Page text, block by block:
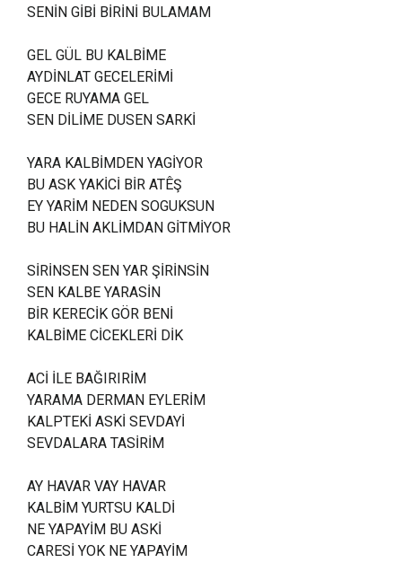
SENİN GİBİ BİRİNİ BULAMAM
GEL GÜL BU KALBİME
AYDİNLAT GECELERİMİ
GECE RUYAMA GEL
SEN DİLİME DUSEN SARKİ
YARA KALBİMDEN YAGİYOR
BU ASK YAKİCİ BİR ATÊŞ
EY YARİM NEDEN SOGUKSUN
BU HALİN AKLİMDAN GİTMİYOR
SİRİNSEN SEN YAR ŞİRİNSİN
SEN KALBE YARASİN
BİR KERECİK GÖR BENİ
KALBİME CİCEKLERİ DİK
ACİ İLE BAĞIRIRİM
YARAMA DERMAN EYLERİM
KALPTEKİ ASKİ SEVDAYİ
SEVDALARA TASİRİM
AY HAVAR VAY HAVAR
KALBİM YURTSU KALDİ
NE YAPAYİM BU ASKİ
CARESİ YOK NE YAPAYİM